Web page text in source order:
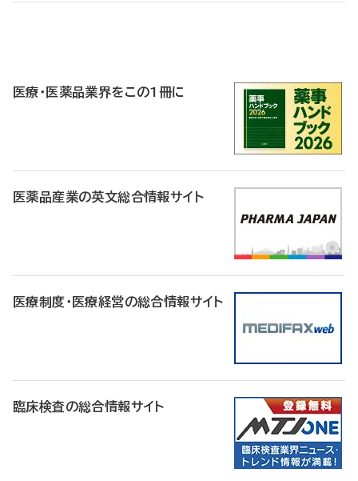
医療・医薬品業界をこの1冊に
医薬品産業の英文総合情報サイト
医療制度・医療経営の総合情報サイト
臨床検査の総合情報サイト